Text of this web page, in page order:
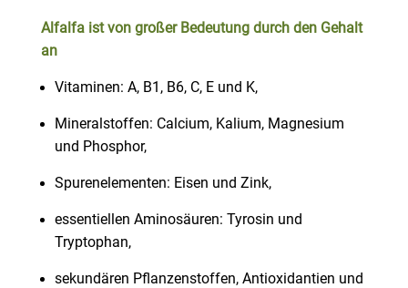
Alfalfa ist von großer Bedeutung durch den Gehalt
an
Vitaminen: A, B1, B6, C, E und K,
Mineralstoffen: Calcium, Kalium, Magnesium
und Phosphor,
Spurenelementen: Eisen und Zink,
essentiellen Aminosäuren: Tyrosin und
Tryptophan,
sekundären Pflanzenstoffen, Antioxidantien und